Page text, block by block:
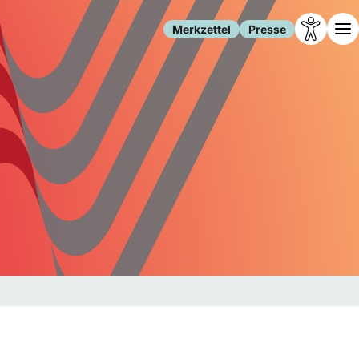
Merkzettel Presse
Leben
Familie
Freizeit
Gesundheit
Internet
Gesellschaft
Forschung
Migration
Polizei